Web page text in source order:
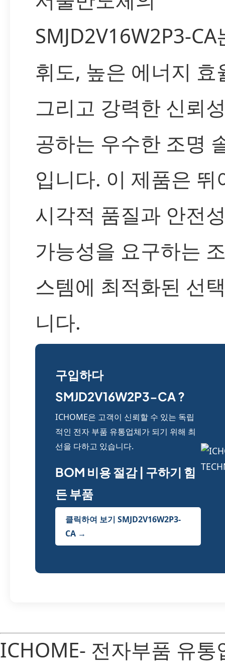
SMJD2V16W2P3-CA
휘도, 높은 에너지 효
그리고 강력한 신뢰
공하는 우수한 조명
입니다. 이 제품은 뛰
시각적 품질과 안전
가능성을 요구하는
스템에 최적화된 선
니다.
구입하다
SMJD2V16W2P3-CA ?
ICHOME은 고객이 신뢰할 수 있는 독립
적인 전자 부품 유통업체가 되기 위해 최
선을 다하고 있습니다.
BOM 비용 절감 | 구하기 힘
든 부품
클릭하여 보기 SMJD2V16W2P3-
CA →
ICHOME- 전자부품 유